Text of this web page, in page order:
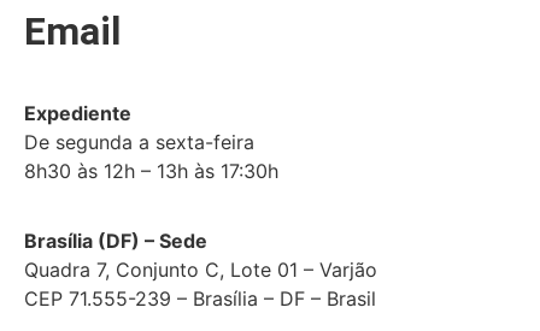
Email
Expediente
De segunda a sexta-feira
8h30 às 12h – 13h às 17:30h
Brasília (DF) – Sede
Quadra 7, Conjunto C, Lote 01 – Varjão
CEP 71.555-239 – Brasília – DF – Brasil